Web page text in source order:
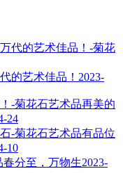
的艺术佳品！ 2023-
再美的
24
有品位
10
春分至，万物生2023-